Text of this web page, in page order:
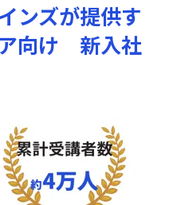
ンズが提供す
向け 新入社